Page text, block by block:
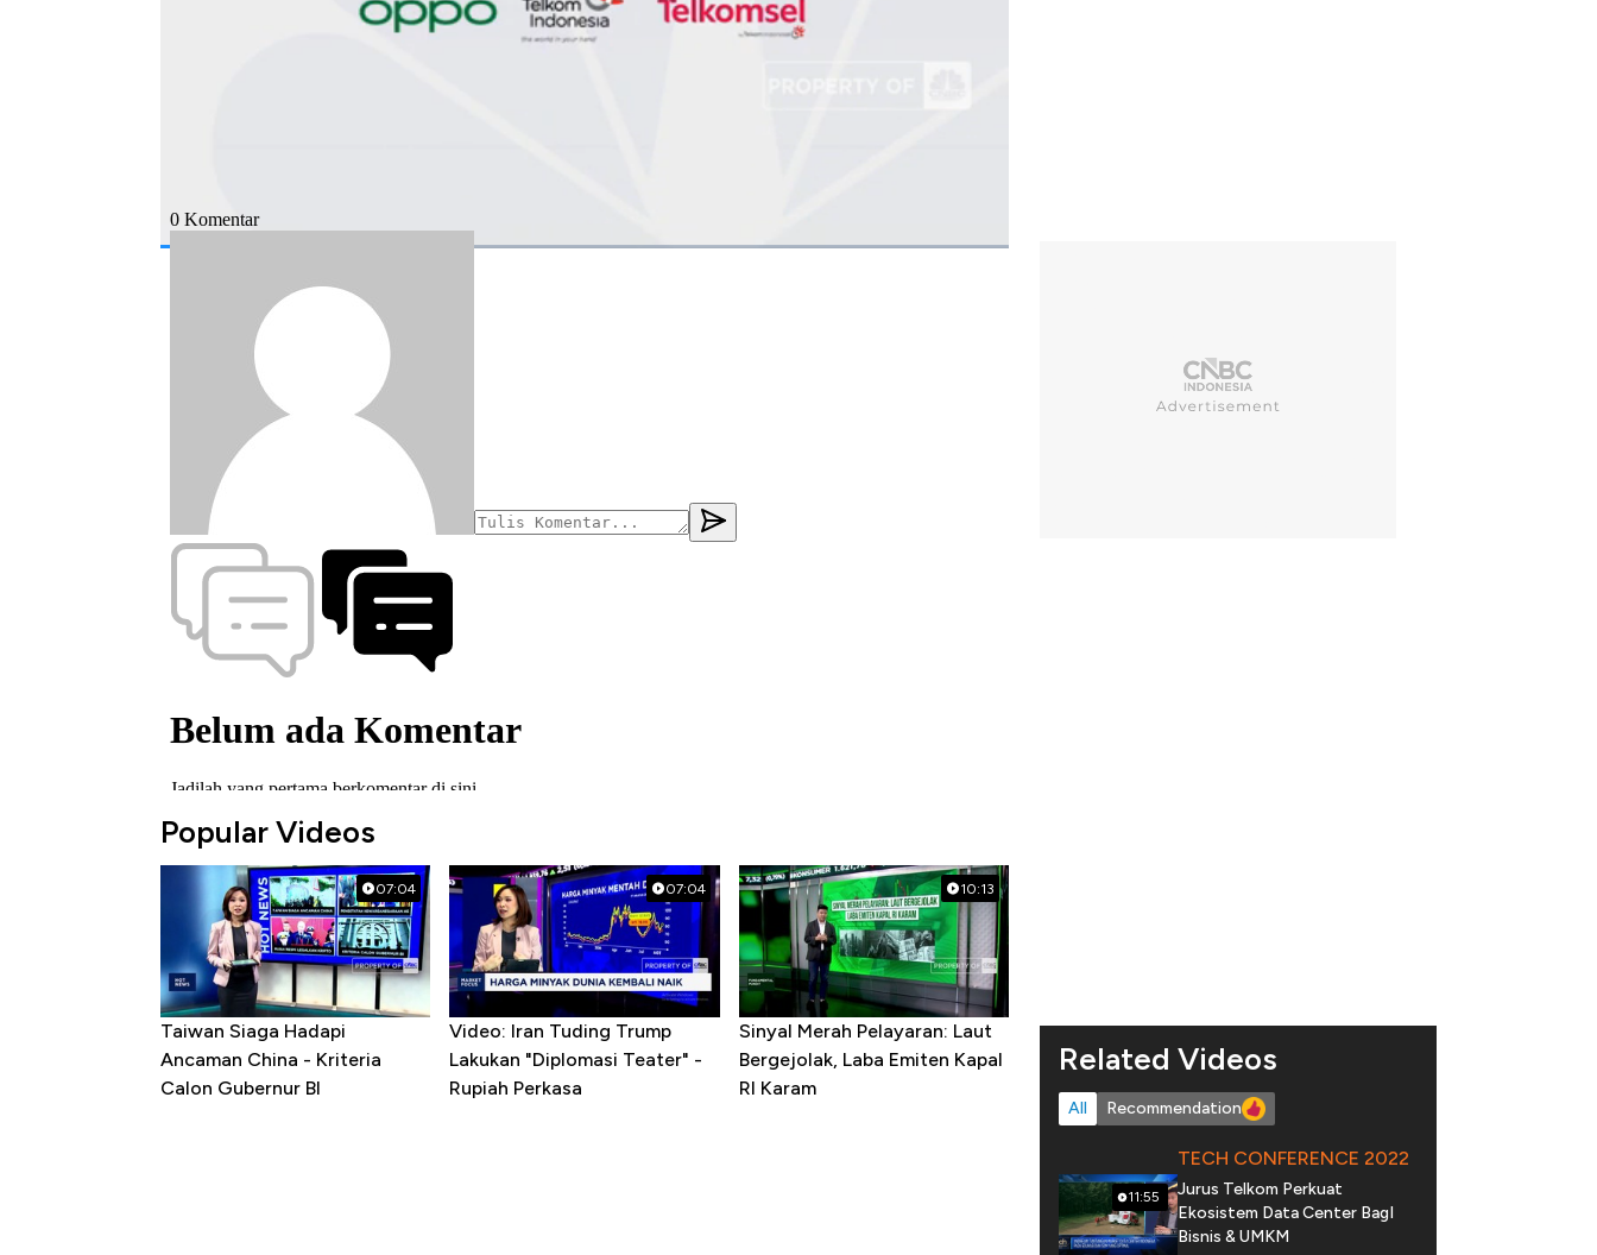
Popular Videos
07:04
Taiwan Siaga Hadapi
Ancaman China - Kriteria
Calon Gubernur BI
07:04
Video: Iran Tuding Trump
Lakukan "Diplomasi Teater" -
Rupiah Perkasa
10:13
Sinyal Merah Pelayaran: Laut
Bergejolak, Laba Emiten Kapal
RI Karam
Related Videos
All Recommendation
11:55
TECH CONFERENCE 2022
Jurus Telkom Perkuat
Ekosistem Data Center BagI
Bisnis & UMKM